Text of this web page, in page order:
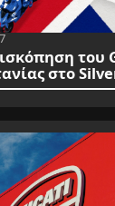
του
στο